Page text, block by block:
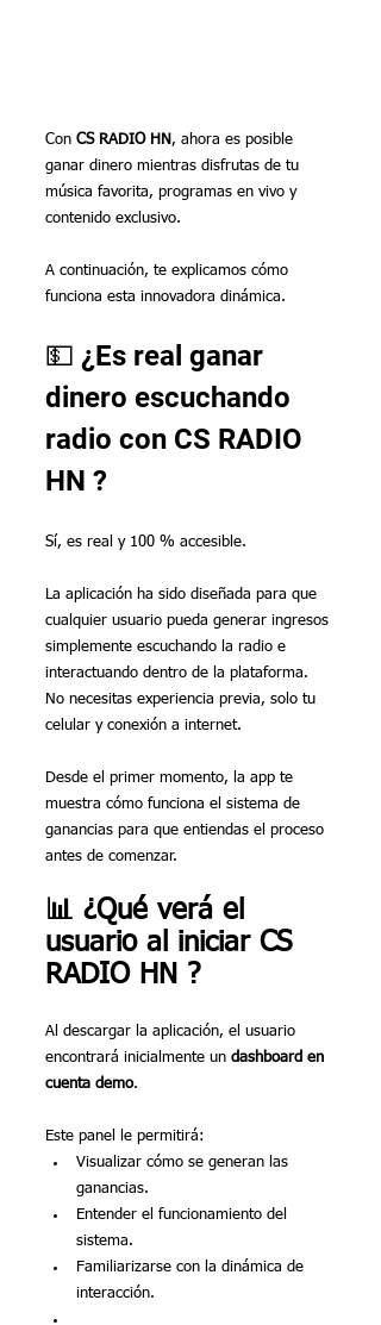
Con CS RADIO HN , ahora es posible
ganar dinero mientras disfrutas de tu
música favorita, programas en vivo y
contenido exclusivo.
A continuación, te explicamos cómo
funciona esta innovadora dinámica.
💵 ¿Es real ganar
dinero escuchando
radio con CS RADIO
HN ?
Sí, es real y 100 % accesible.
La aplicación ha sido diseñada para que
cualquier usuario pueda generar ingresos
simplemente escuchando la radio e
interactuando dentro de la plataforma.
No necesitas experiencia previa, solo tu
celular y conexión a internet.
Desde el primer momento, la app te
muestra cómo funciona el sistema de
ganancias para que entiendas el proceso
antes de comenzar.
📊 ¿Qué verá el
usuario al iniciar CS
RADIO HN ?
Al descargar la aplicación, el usuario
encontrará inicialmente un dashboard en
cuenta demo.
Este panel le permitirá:
Visualizar cómo se generan las
ganancias.
Entender el funcionamiento del
sistema.
Familiarizarse con la dinámica de
interacción.